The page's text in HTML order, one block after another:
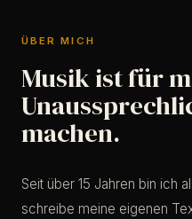
ÜBER MICH
Musik ist für
machen.
Seit über 15 Jahren bin ich
schreibe meine eigenen